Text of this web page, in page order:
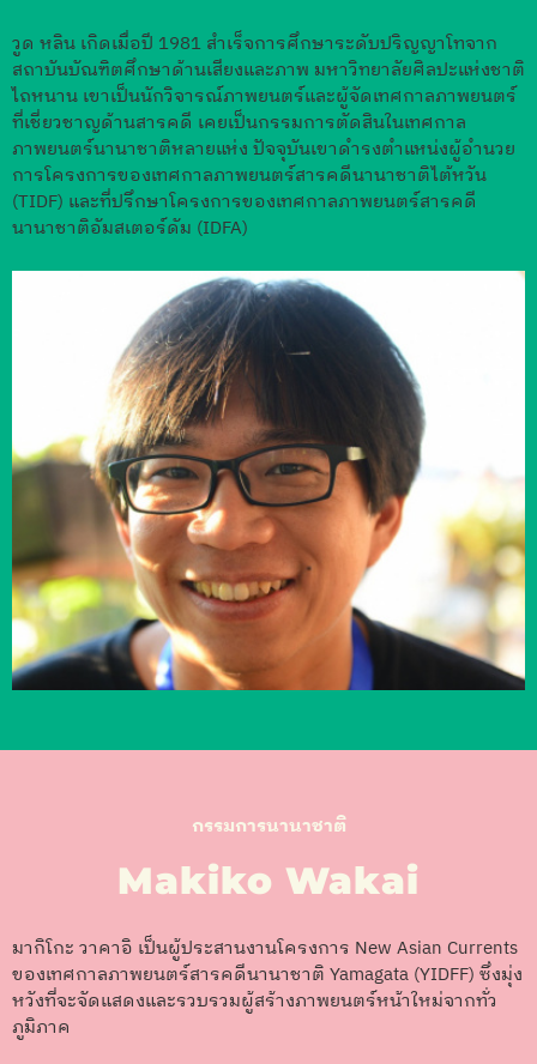
วูด หลิน เกิดเมื่อปี 1981 สำเร็จการศึกษาระดับปริญญาโทจาก
สถาบันบัณฑิตศึกษาด้านเสียงและภาพ มหาวิทยาลัยศิลปะแห่งชาติ
ไถหนาน เขาเป็นนักวิจารณ์ภาพยนตร์และผู้จัดเทศกาลภาพยนตร์
ที่เชี่ยวชาญด้านสารคดี เคยเป็นกรรมการตัดสินในเทศกาล
ภาพยนตร์นานาชาติหลายแห่ง ปัจจุบันเขาดำรงตำแหน่งผู้อำนวย
การโครงการของเทศกาลภาพยนตร์สารคดีนานาชาติไต้หวัน
(TIDF) และที่ปรึกษาโครงการของเทศกาลภาพยนตร์สารคดี
นานาชาติอัมสเตอร์ดัม (IDFA)
กรรมการนานาชาติ
Makiko Wakai
มากิโกะ วาคาอิ เป็นผู้ประสานงานโครงการ New Asian Currents
ของเทศกาลภาพยนตร์สารคดีนานาชาติ Yamagata (YIDFF) ซึ่งมุ่ง
หวังที่จะจัดแสดงและรวบรวมผู้สร้างภาพยนตร์หน้าใหม่จากทั่ว
ภูมิภาค